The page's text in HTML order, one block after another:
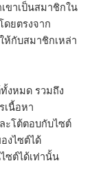
ขาเป็นสมาชิกใน
ยตรงจาก
ห้กับสมาชิกเหล่า
งหมด รวมถึง
เนื้อหา
ะโต้ตอบกับไซต์
งไซต์ได้
ซต์ได้เท่านั้น